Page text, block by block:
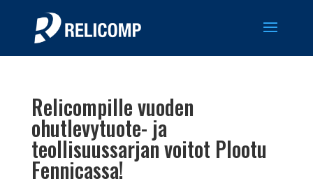
Relicompille vuoden
ohutlevytuote- ja
teollisuussarjan voitot Plootu
Fennicassa!